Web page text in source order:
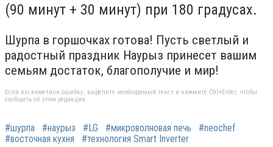
(90 минут + 30 минут) при 180 градусах.
Шурпа в горшочках готова! Пусть светлый и
радостный праздник Наурыз принесет вашим
семьям достаток, благополучие и мир!
Если вы заметили ошибку, выделите необходимый текст и нажмите Ctrl+Enter, чтобы
сообщить об этом редакции
#шурпа #наурыз #LG #микроволновая печь
#neochef
#восточная кухня
#технология Smart Inverter